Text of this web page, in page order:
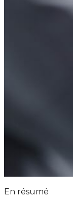
En résumé